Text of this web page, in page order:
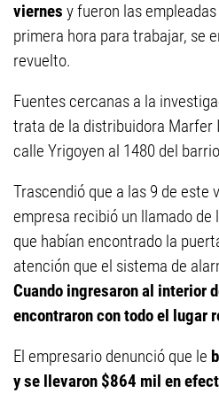
viernes y fueron las
primera hora para trabajar, se
revuelto.
Fuentes cercanas a la
trata de la distribuidora Marfer
calle Yrigoyen al 1480 del
Trascendió que a las 9 de este
empresa recibió un llamado
que habían encontrado la
atención que el sistema de
Cuando ingresaron al interior
encontraron con todo el lugar
El empresario denunció que le
y se llevaron $864 mil en